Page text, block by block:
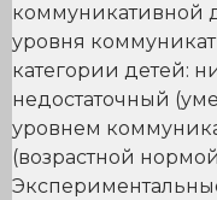
коммуникативной
уровня
категории детей:
недостаточный
уровнем
(возрастной